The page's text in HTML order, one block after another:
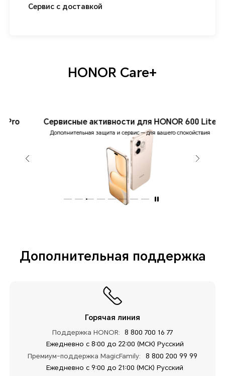
Сервис с доставкой
HONOR Care+
Сервисные активности для HONOR 600 Lite
Дополнительная защита и сервис — для вашего спокойствия
Дополнительная поддержка
Горячая линия
Поддержка HONOR:
8 800 700 16 77
Ежедневно с 8:00 до 22:00 (МСК) Русский
Премиум-поддержка MagicFamily:
8 800 200 99 99
Ежедневно с 9:00 до 21:00 (МСК) Русский